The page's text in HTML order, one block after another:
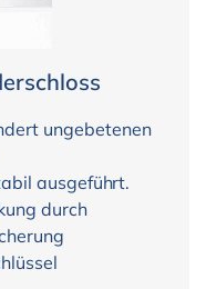
ungebetenen
ausgeführt.
durch